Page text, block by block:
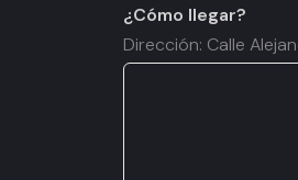
¿Cómo llegar?
Dirección: Calle